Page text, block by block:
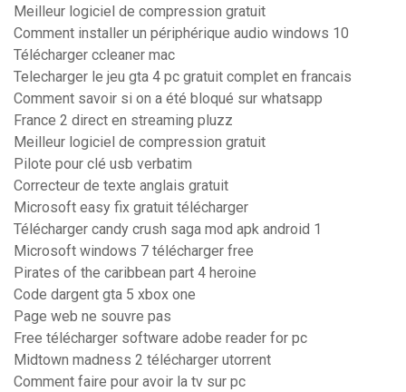
Meilleur logiciel de compression gratuit
Comment installer un périphérique audio windows 10
Télécharger ccleaner mac
Telecharger le jeu gta 4 pc gratuit complet en francais
Comment savoir si on a été bloqué sur whatsapp
France 2 direct en streaming pluzz
Meilleur logiciel de compression gratuit
Pilote pour clé usb verbatim
Correcteur de texte anglais gratuit
Microsoft easy fix gratuit télécharger
Télécharger candy crush saga mod apk android 1
Microsoft windows 7 télécharger free
Pirates of the caribbean part 4 heroine
Code dargent gta 5 xbox one
Page web ne souvre pas
Free télécharger software adobe reader for pc
Midtown madness 2 télécharger utorrent
Comment faire pour avoir la tv sur pc